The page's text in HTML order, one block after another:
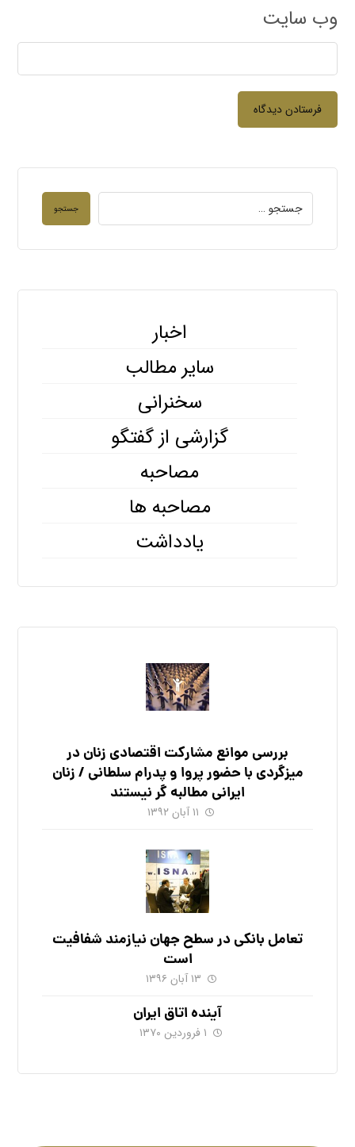
وب‌ سایت
فرستادن دیدگاه
جستجو
اخبار
سایر مطالب
سخنرانی
گزارشی از گفتگو
مصاحبه
مصاحبه ها
یادداشت
بررسی موانع مشارکت اقتصادی زنان در
میزگردی با حضور پروا و پدرام سلطانی / زنان
ایرانی مطالبه گر نیستند
۱۱ آبان ۱۳۹۲
تعامل بانکی در سطح جهان نیازمند شفافیت
است
۱۳ آبان ۱۳۹۶
آینده اتاق ایران
۱ فروردین ۱۳۷۰